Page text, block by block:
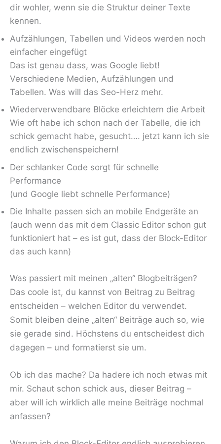
dir wohler, wenn sie die Struktur deiner Texte
kennen.
Aufzählungen, Tabellen und Videos werden noch
einfacher eingefügt
Das ist genau dass, was Google liebt!
Verschiedene Medien, Aufzählungen und
Tabellen. Was will das Seo-Herz mehr.
Wiederverwendbare Blöcke erleichtern die Arbeit
Wie oft habe ich schon nach der Tabelle, die ich
schick gemacht habe, gesucht…. jetzt kann ich sie
endlich zwischenspeichern!
Der schlanker Code sorgt für schnelle
Performance
(und Google liebt schnelle Performance)
Die Inhalte passen sich an mobile Endgeräte an
(auch wenn das mit dem Classic Editor schon gut
funktioniert hat – es ist gut, dass der Block-Editor
das auch kann)
Was passiert mit meinen „alten“ Blogbeiträgen?
Das coole ist, du kannst von Beitrag zu Beitrag
entscheiden – welchen Editor du verwendet.
Somit bleiben deine „alten“ Beiträge auch so, wie
sie gerade sind. Höchstens du entscheidest dich
dagegen – und formatierst sie um.
Ob ich das mache? Da hadere ich noch etwas mit
mir. Schaut schon schick aus, dieser Beitrag –
aber will ich wirklich alle meine Beiträge nochmal
anfassen?